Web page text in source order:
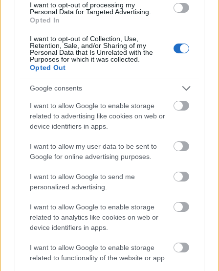
I want to opt-out of processing my
Personal Data for Targeted Advertising.
Opted In
I want to opt-out of Collection, Use,
Retention, Sale, and/or Sharing of my
Personal Data that Is Unrelated with the
Purposes for which it was collected.
Opted Out
Google consents
I want to allow Google to enable storage
related to advertising like cookies on web or
device identifiers in apps.
I want to allow my user data to be sent to
Google for online advertising purposes.
I want to allow Google to send me
personalized advertising.
I want to allow Google to enable storage
related to analytics like cookies on web or
device identifiers in apps.
I want to allow Google to enable storage
related to functionality of the website or app.
A brit jogszabály megváltozása kapcsán
megkérdeztük a Nemzeti Adatvédelmi és
Információszabadság hatóságot arról, hogy a
magyar törvények is lehetővé teszik-e azt, hogy az
interneten, közösségi médiában azonnal megossza
valaki, mi történik egy önkormányzati képviselői
vagy bizottsági ülésen. Aztválaszolták, hogy a
nyilvánosságra vonatkozó szabályozás ugyanúgy
érvényes ebben az esetben is, kivéve, ha zárt ülésről
van szó. De ez Nagy-Britanniában is így megy, a zárt
ülésről nem lehet tudósítani, viszont azt előre be kell
jelenteni, és csak megfelelő indokkal lehet csak
zárttá tenni egy ilyen, közügyeket érintő
megbeszélést.
átláthatóvá tételét,
csatlakozzon azÖnkormányzati Minimum
kezdeményezéshez,